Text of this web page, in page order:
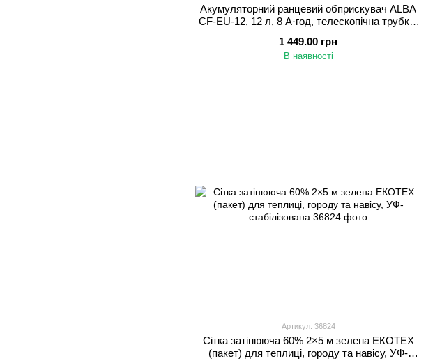
Акумуляторний ранцевий обприскувач ALBA
CF-EU-12, 12 л, 8 А·год, телескопічна трубка,
теплиць і городу
1 449.00 грн
В наявності
Артикул: 36824
Сітка затінююча 60% 2×5 м зелена ЕКОТЕХ
(пакет) для теплиці, городу та навісу, УФ-